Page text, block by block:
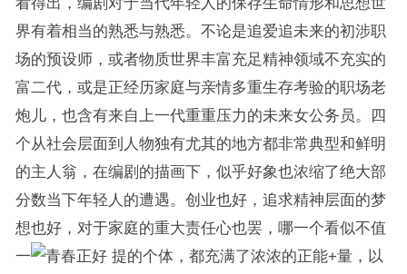
界有着相当的熟悉与熟悉。不论是追爱追未来的初涉职
场的预设师，或者物质世界丰富充足精神领域不充实的
富二代，或是正经历家庭与亲情多重生存考验的职场老
炮儿，也含有来自上一代重重压力的未来女公务员。四
个从社会层面到人物独有尤其的地方都非常典型和鲜明
的主人翁，在编剧的描画下，似乎好象也浓缩了绝大部
分数当下年轻人的遭遇。创业也好，追求精神层面的梦
想也好，对于家庭的重大责任心也罢，哪一个看似不值
一
提的个体，都充满了浓浓的正能+量，以